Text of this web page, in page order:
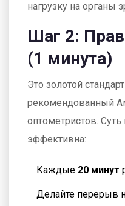
нагрузку на органы
Шаг 2:
(1 минута)
Это золотой
рекомендованный
оптометристов. Суть
эффективна:
Каждые 20 минут
Делайте перерыв